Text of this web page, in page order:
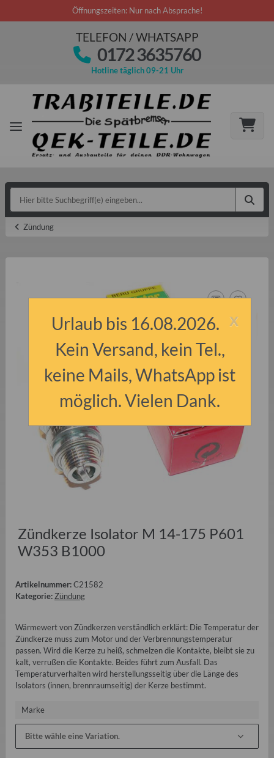
Öffnungszeiten: Nur nach Absprache!
TELEFON / WHATSAPP
0172 3635760
Hotline täglich 09-21 Uhr
Zündung
Zündkerze Isolator M 14-175 P601
W353 B1000
Artikelnummer:C21582
Kategorie: Zündung
Wärmewert von Zündkerzen verständlich erklärt: Die Temperatur der
Zündkerze muss zum Motor und der Verbrennungstemperatur
passen. Wird die Kerze zu heiß, schmelzen die Kontakte, bleibt sie zu
kalt, verrußen die Kontakte. Beides führt zum Ausfall. Das
Temperaturverhalten wird herstellungsseitig über die Länge des
Isolators (innen, brennraumseitig) der Kerze bestimmt.
Marke
Bitte wähle eine Variation.
x
Urlaub bis 16.08.2026.
Kein Versand, kein Tel.,
keine Mails, WhatsApp ist
möglich. Vielen Dank.